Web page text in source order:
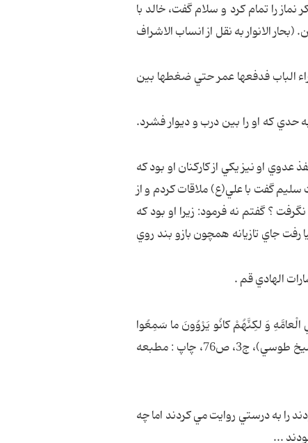
را تمام كرد و سلام گفت، خالد با
الانوار به نقل از انساب الاشراف
الباب فدفعها عمر حتي ضغطها بين
كه او را بين درب و ديوار فشرد.
او نيز يكي از كاركنان او بود كه
سليم گفت با علي(ع) ملاقات كردم و از
؟ گفتم نه فرمود: زيرا او بود كه
رفت جاي تازيانه همچون بازو بند روي
وَ لكِنَّهُمْ كانُو يَرْوُونَ ما سَمِعُوا
بِالسَلامَهِ وَ رُبَّما تَنَبَّهُوا علي ما فِي بَعْضِ ما يَرْوُونَهُ عَلَيْهِمْ فَكَََفُّو عَنْهُ ... ( تلخيص الشافي (شيخ طوسي)، ج3، ص76، چاپ : مطبعه
را به درستي روايت مي كردند اما چه
...